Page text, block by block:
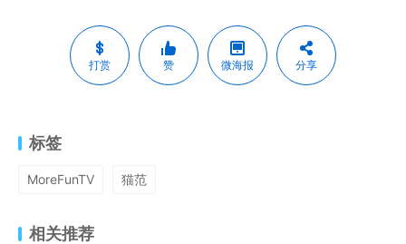
打赏 赞 微海报 分享
标签
MoreFunTV 猫范
相关推荐